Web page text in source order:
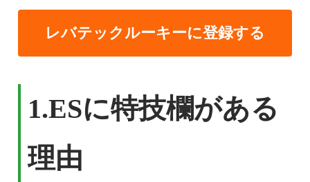
レバテックルーキーに登録する
1.ESに特技欄がある
理由